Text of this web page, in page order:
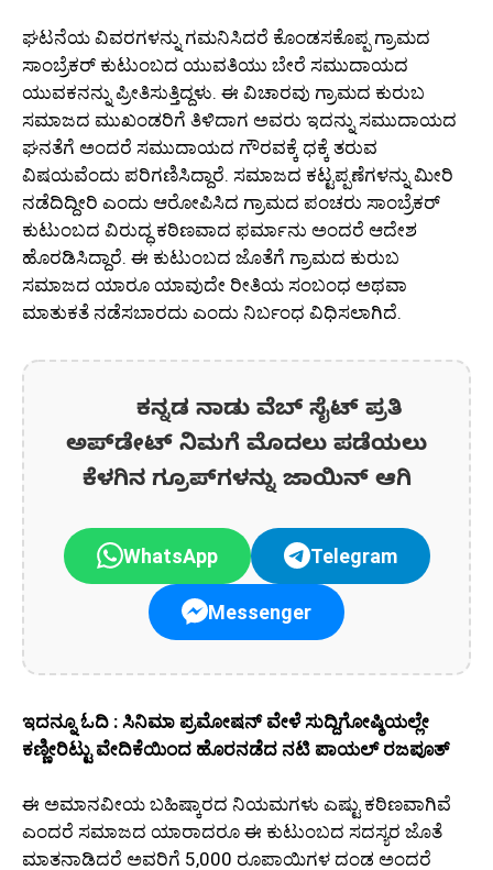
ಘಟನೆಯ ವಿವರಗಳನ್ನು ಗಮನಿಸಿದರೆ ಕೊಂಡಸಕೊಪ್ಪ ಗ್ರಾಮದ
ಸಾಂಬ್ರೆಕರ್ ಕುಟುಂಬದ ಯುವತಿಯು ಬೇರೆ ಸಮುದಾಯದ
ಯುವಕನನ್ನು ಪ್ರೀತಿಸುತ್ತಿದ್ದಳು. ಈ ವಿಚಾರವು ಗ್ರಾಮದ ಕುರುಬ
ಸಮಾಜದ ಮುಖಂಡರಿಗೆ ತಿಳಿದಾಗ ಅವರು ಇದನ್ನು ಸಮುದಾಯದ
ಘನತೆಗೆ ಅಂದರೆ ಸಮುದಾಯದ ಗೌರವಕ್ಕೆ ಧಕ್ಕೆ ತರುವ
ವಿಷಯವೆಂದು ಪರಿಗಣಿಸಿದ್ದಾರೆ. ಸಮಾಜದ ಕಟ್ಟಪ್ಪಣೆಗಳನ್ನು ಮೀರಿ
ನಡೆದಿದ್ದೀರಿ ಎಂದು ಆರೋಪಿಸಿದ ಗ್ರಾಮದ ಪಂಚರು ಸಾಂಬ್ರೆಕರ್
ಕುಟುಂಬದ ವಿರುದ್ಧ ಕಠಿಣವಾದ ಫರ್ಮಾನು ಅಂದರೆ ಆದೇಶ
ಹೊರಡಿಸಿದ್ದಾರೆ. ಈ ಕುಟುಂಬದ ಜೊತೆಗೆ ಗ್ರಾಮದ ಕುರುಬ
ಸಮಾಜದ ಯಾರೂ ಯಾವುದೇ ರೀತಿಯ ಸಂಬಂಧ ಅಥವಾ
ಮಾತುಕತೆ ನಡೆಸಬಾರದು ಎಂದು ನಿರ್ಬಂಧ ವಿಧಿಸಲಾಗಿದೆ.
ಕನ್ನಡ ನಾಡು ವೆಬ್ ಸೈಟ್ ಪ್ರತಿ
ಅಪ್‌ಡೇಟ್‌ ನಿಮಗೆ ಮೊದಲು ಪಡೆಯಲು
ಕೆಳಗಿನ ಗ್ರೂಪ್‌ಗಳನ್ನು ಜಾಯಿನ್ ಆಗಿ
WhatsApp Telegram
Messenger
ಇದನ್ನೂ ಓದಿ : ಸಿನಿಮಾ ಪ್ರಮೋಷನ್ ವೇಳೆ ಸುದ್ದಿಗೋಷ್ಠಿಯಲ್ಲೇ
ಕಣ್ಣೀರಿಟ್ಟು ವೇದಿಕೆಯಿಂದ ಹೊರನಡೆದ ನಟಿ ಪಾಯಲ್ ರಜಪೂತ್
ಈ ಅಮಾನವೀಯ ಬಹಿಷ್ಕಾರದ ನಿಯಮಗಳು ಎಷ್ಟು ಕಠಿಣವಾಗಿವೆ
ಎಂದರೆ ಸಮಾಜದ ಯಾರಾದರೂ ಈ ಕುಟುಂಬದ ಸದಸ್ಯರ ಜೊತೆ
ಮಾತನಾಡಿದರೆ ಅವರಿಗೆ 5,000 ರೂಪಾಯಿಗಳ ದಂಡ ಅಂದರೆ